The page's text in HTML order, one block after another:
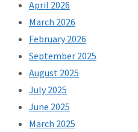
April 2026
March 2026
February 2026
September 2025
August 2025
July 2025
June 2025
March 2025